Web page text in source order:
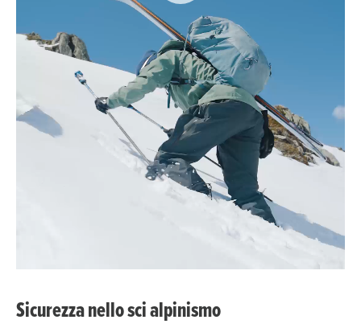
Sicurezza nello sci alpinismo